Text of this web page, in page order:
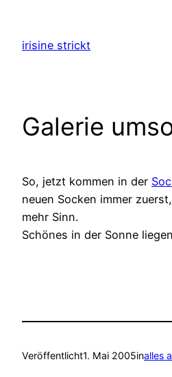
springen
irisine strickt
Galerie
So, jetzt kommen in der
neuen Socken immer
mehr Sinn.
Schönes in der Sonne
Veröffentlicht1. Mai 2005inalles